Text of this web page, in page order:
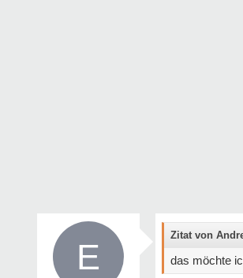
E
Zitat von
das möchte